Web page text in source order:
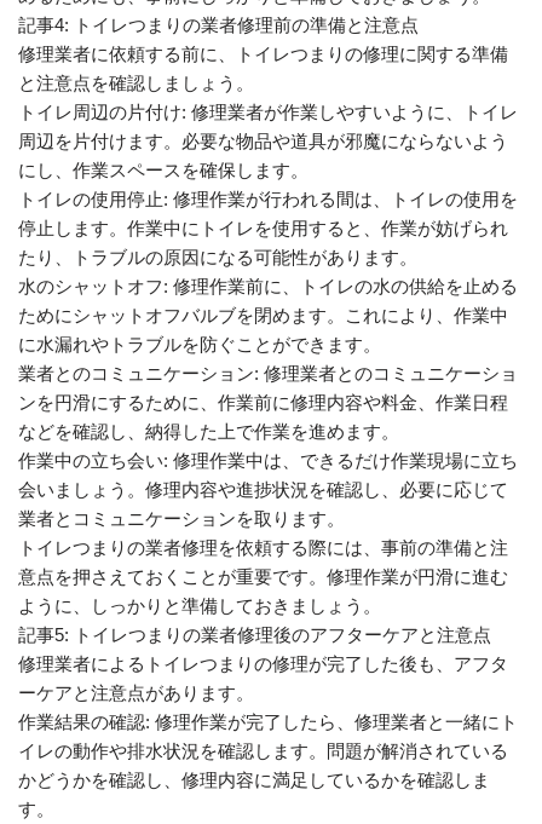
記事4: トイレつまりの業者修理前の準備と注意点
修理業者に依頼する前に、トイレつまりの修理に関する準備
と注意点を確認しましょう。
トイレ周辺の片付け: 修理業者が作業しやすいように、トイレ
周辺を片付けます。必要な物品や道具が邪魔にならないよう
にし、作業スペースを確保します。
トイレの使用停止: 修理作業が行われる間は、トイレの使用を
停止します。作業中にトイレを使用すると、作業が妨げられ
たり、トラブルの原因になる可能性があります。
水のシャットオフ: 修理作業前に、トイレの水の供給を止める
ためにシャットオフバルブを閉めます。これにより、作業中
に水漏れやトラブルを防ぐことができます。
業者とのコミュニケーション: 修理業者とのコミュニケーショ
ンを円滑にするために、作業前に修理内容や料金、作業日程
などを確認し、納得した上で作業を進めます。
作業中の立ち会い: 修理作業中は、できるだけ作業現場に立ち
会いましょう。修理内容や進捗状況を確認し、必要に応じて
業者とコミュニケーションを取ります。
トイレつまりの業者修理を依頼する際には、事前の準備と注
意点を押さえておくことが重要です。修理作業が円滑に進む
ように、しっかりと準備しておきましょう。
記事5: トイレつまりの業者修理後のアフターケアと注意点
修理業者によるトイレつまりの修理が完了した後も、アフタ
ーケアと注意点があります。
作業結果の確認: 修理作業が完了したら、修理業者と一緒にト
イレの動作や排水状況を確認します。問題が解消されている
かどうかを確認し、修理内容に満足しているかを確認しま
す。